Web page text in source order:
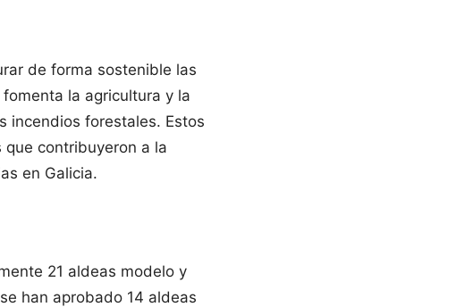
de forma sostenible las
la agricultura y la
incendios forestales. Estos
contribuyeron a la
en Galicia.
21 aldeas modelo y
han aprobado 14 aldeas